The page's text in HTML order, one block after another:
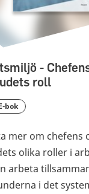
-
roll
e-bok
mer om chefens
olika roller i
arbeta
i det